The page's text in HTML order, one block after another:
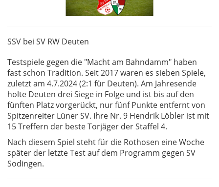
SSV bei SV RW Deuten
Testspiele gegen die "Macht am Bahndamm" haben
fast schon Tradition. Seit 2017 waren es sieben Spiele,
zuletzt am 4.7.2024 (2:1 für Deuten). Am Jahresende
holte Deuten drei Siege in Folge und ist bis auf den
fünften Platz vorgerückt, nur fünf Punkte entfernt von
Spitzenreiter Lüner SV. Ihre Nr. 9 Hendrik Löbler ist mit
15 Treffern der beste Torjäger der Staffel 4.
Nach diesem Spiel steht für die Rothosen eine Woche
später der letzte Test auf dem Programm gegen SV
Sodingen.